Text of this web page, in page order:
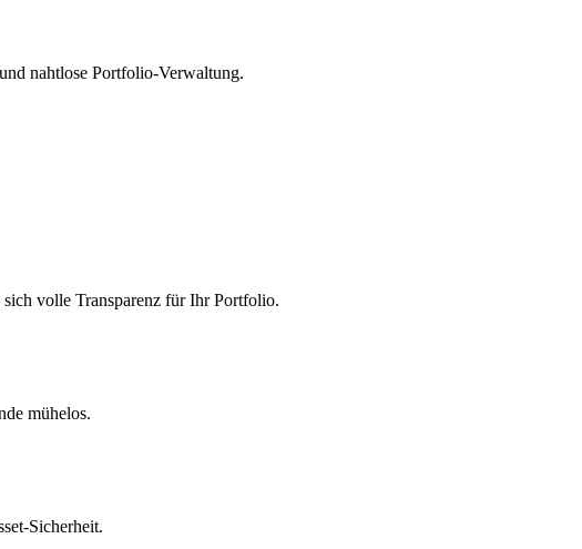
nahtlose Portfolio-Verwaltung.
volle Transparenz für Ihr Portfolio.
mühelos.
Sicherheit.